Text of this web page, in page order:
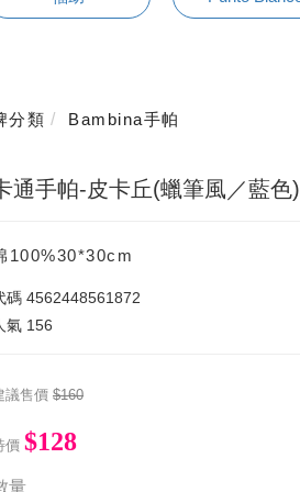
分類 Bambina手帕
通手帕-皮卡丘(蠟筆風／藍色)
100%30*30cm
碼 4562448561872
氣 156
議售價 $160
價 $128
量